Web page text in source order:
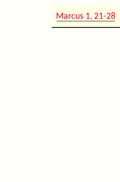
Marcus 1, 21-28